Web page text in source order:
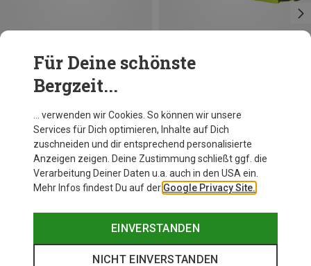
Du sparst 10%
Edelrid
Long Binding Strap
17,63 €
Für Deine schönste
Bergzeit...
… verwenden wir Cookies. So können wir unsere
Services für Dich optimieren, Inhalte auf Dich
zuschneiden und dir entsprechend personalisierte
Anzeigen zeigen. Deine Zustimmung schließt ggf. die
Verarbeitung Deiner Daten u.a. auch in den USA ein.
Mehr Infos findest Du auf der Google Privacy Site.
EINVERSTANDEN
NICHT EINVERSTANDEN